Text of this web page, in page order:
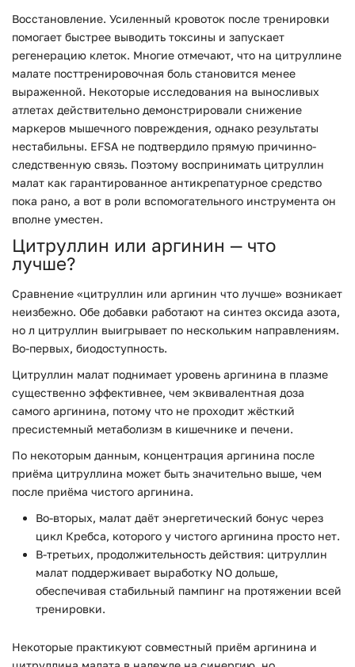
Восстановление. Усиленный кровоток после тренировки
помогает быстрее выводить токсины и запускает
регенерацию клеток. Многие отмечают, что на цитруллине
малате посттренировочная боль становится менее
выраженной. Некоторые исследования на выносливых
атлетах действительно демонстрировали снижение
маркеров мышечного повреждения, однако результаты
нестабильны. EFSA не подтвердило прямую причинно-
следственную связь. Поэтому воспринимать цитруллин
малат как гарантированное антикрепатурное средство
пока рано, а вот в роли вспомогательного инструмента он
вполне уместен.
Цитруллин или аргинин — что
лучше?
Сравнение «цитруллин или аргинин что лучше» возникает
неизбежно. Обе добавки работают на синтез оксида азота,
но л цитруллин выигрывает по нескольким направлениям.
Во-первых, биодоступность.
Цитруллин малат поднимает уровень аргинина в плазме
существенно эффективнее, чем эквивалентная доза
самого аргинина, потому что не проходит жёсткий
пресистемный метаболизм в кишечнике и печени.
По некоторым данным, концентрация аргинина после
приёма цитруллина может быть значительно выше, чем
после приёма чистого аргинина.
Во-вторых, малат даёт энергетический бонус через
цикл Кребса, которого у чистого аргинина просто нет.
В-третьих, продолжительность действия: цитруллин
малат поддерживает выработку NO дольше,
обеспечивая стабильный пампинг на протяжении всей
тренировки.
Некоторые практикуют совместный приём аргинина и